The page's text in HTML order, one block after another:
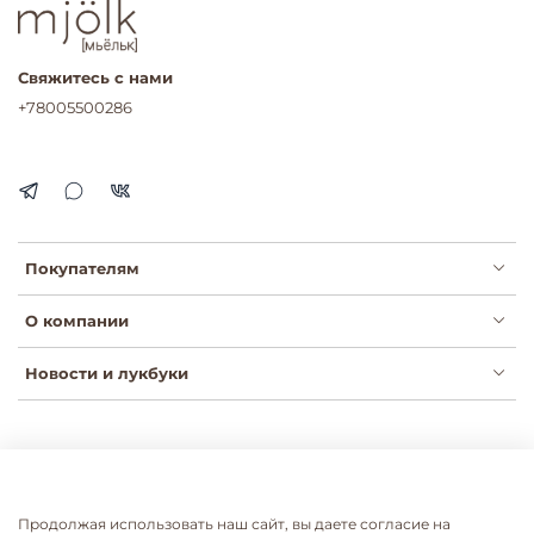
Покупателям
О компании
Новости и лукбуки
Свяжитесь с нами
+78005500286
Продолжая использовать наш сайт, вы даете согласие на